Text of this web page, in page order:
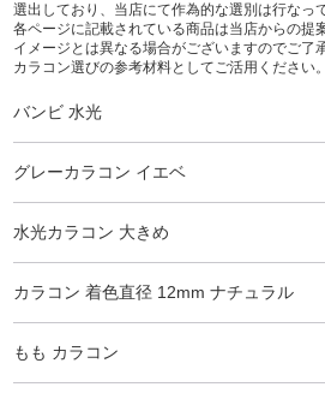
選出しており、当店にて作為的な選別は行なっ
各ページに記載されている商品は当店からの提
イメージとは異なる場合がございますのでご了
カラコン選びの参考材料としてご活用ください。
バンビ 水光
グレーカラコン イエベ
水光カラコン 大きめ
カラコン 着色直径 12mm ナチュラル
もも カラコン